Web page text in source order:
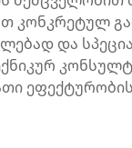
კონკრეტულ
და